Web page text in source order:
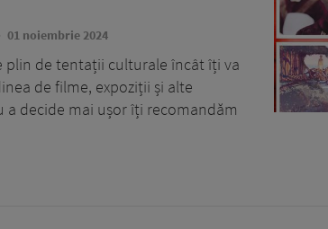
01 noiembrie 2024
plin de tentații culturale încât îți va
de filme, expoziții și alte
a decide mai ușor îți recomandăm